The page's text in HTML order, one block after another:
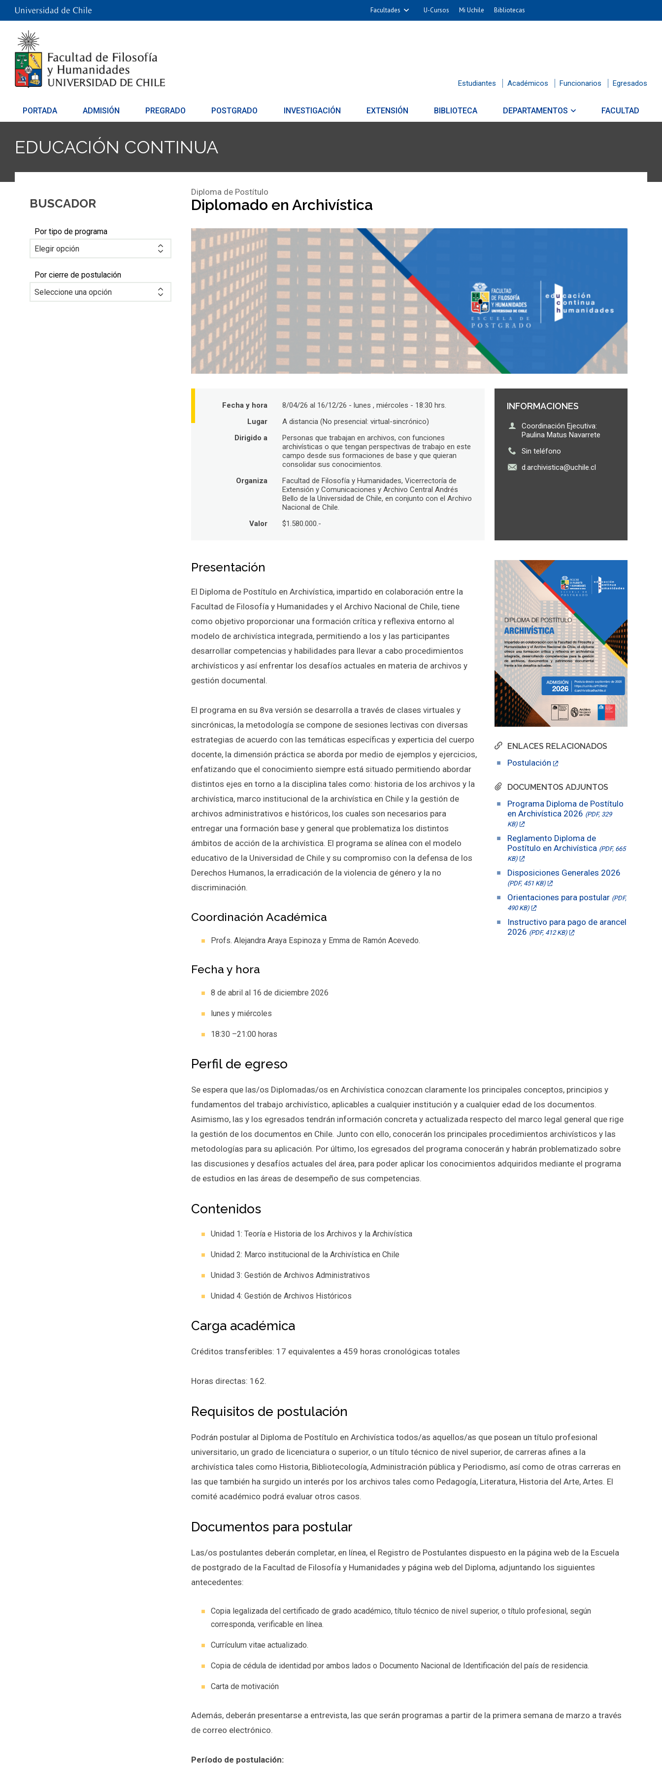
Facultades U-Cursos Mi Uchile Bibliotecas
Estudiantes Académicos Funcionarios Egresados
PORTADA ADMISIÓN PREGRADO POSTGRADO INVESTIGACIÓN EXTENSIÓN BIBLIOTECA DEPARTAMENTOS FACULTAD
EDUCACIÓN CONTINUA
BUSCADOR
Por tipo de programa
Por cierre de postulación
Diploma de Postítulo
Diplomado en Archivística
INFORMACIONES
Coordinación Ejecutiva:
Paulina Matus Navarrete
Sin teléfono
d.archivistica@uchile.cl
Fecha y hora
8/04/26 al 16/12/26 - lunes , miércoles - 18:30 hrs.
Lugar
A distancia (No presencial: virtual-sincrónico)
Dirigido a
Personas que trabajan en archivos, con funciones
archivísticas o que tengan perspectivas de trabajo en este
campo desde sus formaciones de base y que quieran
consolidar sus conocimientos.
Organiza
Facultad de Filosofía y Humanidades, Vicerrectoría de
Extensión y Comunicaciones y Archivo Central Andrés
Bello de la Universidad de Chile, en conjunto con el Archivo
Nacional de Chile.
Valor
$1.580.000.-
ENLACES RELACIONADOS
Postulación
DOCUMENTOS ADJUNTOS
Programa Diploma de Postítulo
en Archivística 2026 (PDF, 329
KB)
Reglamento Diploma de
Postítulo en Archivística (PDF, 665
KB)
Disposiciones Generales 2026
(PDF, 451 KB)
Orientaciones para postular (PDF,
490 KB)
Instructivo para pago de arancel
2026 (PDF, 412 KB)
Presentación
El Diploma de Postítulo en Archivística, impartido en colaboración entre la
Facultad de Filosofía y Humanidades y el Archivo Nacional de Chile, tiene
como objetivo proporcionar una formación crítica y reflexiva entorno al
modelo de archivística integrada, permitiendo a los y las participantes
desarrollar competencias y habilidades para llevar a cabo procedimientos
archivísticos y así enfrentar los desafíos actuales en materia de archivos y
gestión documental.
El programa en su 8va versión se desarrolla a través de clases virtuales y
sincrónicas, la metodología se compone de sesiones lectivas con diversas
estrategias de acuerdo con las temáticas específicas y experticia del cuerpo
docente, la dimensión práctica se aborda por medio de ejemplos y ejercicios,
enfatizando que el conocimiento siempre está situado permitiendo abordar
distintos ejes en torno a la disciplina tales como: historia de los archivos y la
archivística, marco institucional de la archivística en Chile y la gestión de
archivos administrativos e históricos, los cuales son necesarios para
entregar una formación base y general que problematiza los distintos
ámbitos de acción de la archivística. El programa se alínea con el modelo
educativo de la Universidad de Chile y su compromiso con la defensa de los
Derechos Humanos, la erradicación de la violencia de género y la no
discriminación.
Coordinación Académica
Profs. Alejandra Araya Espinoza y Emma de Ramón Acevedo.
Fecha y hora
8 de abril al 16 de diciembre 2026
lunes y miércoles
18:30 –21:00 horas
Perfil de egreso
Se espera que las/os Diplomadas/os en Archivística conozcan claramente los principales conceptos, principios y
fundamentos del trabajo archivístico, aplicables a cualquier institución y a cualquier edad de los documentos.
Asimismo, las y los egresados tendrán información concreta y actualizada respecto del marco legal general que rige
la gestión de los documentos en Chile. Junto con ello, conocerán los principales procedimientos archivísticos y las
metodologías para su aplicación. Por último, los egresados del programa conocerán y habrán problematizado sobre
las discusiones y desafíos actuales del área, para poder aplicar los conocimientos adquiridos mediante el programa
de estudios en las áreas de desempeño de sus competencias.
Contenidos
Unidad 1: Teoría e Historia de los Archivos y la Archivística
Unidad 2: Marco institucional de la Archivística en Chile
Unidad 3: Gestión de Archivos Administrativos
Unidad 4: Gestión de Archivos Históricos
Carga académica
Créditos transferibles: 17 equivalentes a 459 horas cronológicas totales
Horas directas: 162.
Requisitos de postulación
Podrán postular al Diploma de Postítulo en Archivística todos/as aquellos/as que posean un título profesional
universitario, un grado de licenciatura o superior, o un título técnico de nivel superior, de carreras afines a la
archivística tales como Historia, Bibliotecología, Administración pública y Periodismo, así como de otras carreras en
las que también ha surgido un interés por los archivos tales como Pedagogía, Literatura, Historia del Arte, Artes. El
comité académico podrá evaluar otros casos.
Documentos para postular
Las/os postulantes deberán completar, en línea, el Registro de Postulantes dispuesto en la página web de la Escuela
de postgrado de la Facultad de Filosofía y Humanidades y página web del Diploma, adjuntando los siguientes
antecedentes:
Copia legalizada del certificado de grado académico, título técnico de nivel superior, o título profesional, según
corresponda, verificable en línea.
Currículum vitae actualizado.
Copia de cédula de identidad por ambos lados o Documento Nacional de Identificación del país de residencia.
Carta de motivación
Además, deberán presentarse a entrevista, las que serán programas a partir de la primera semana de marzo a través
de correo electrónico.
Período de postulación: